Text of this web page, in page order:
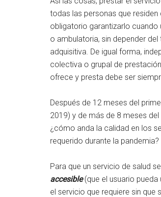
todas las personas que
obligatorio garantizarlo cuando
o ambulatoria, sin depender
adquisitiva. De igual forma,
colectiva o grupal de
ofrece y presta debe ser
Después de 12 meses del
2019) y de más de 8 meses
¿cómo anda la calidad en los
requerido durante la pandemia?
Para que un servicio de salud
accesible(que el usuario pueda
el servicio que requiere sin que